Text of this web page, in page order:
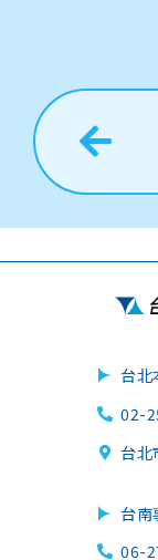
台北
02-
台北
台南
06-